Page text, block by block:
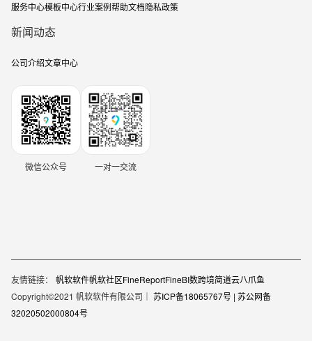
服务中心模板中心行业案例帮助文档隐私政策
新闻动态
公司介绍文章中心
微信公众号 一对一交流
友情链接： 帆软软件帆软社区FineReportFineBI数跨境简道云八爪鱼
Copyright©2021 帆软软件有限公司｜ 苏ICP备18065767号 | 苏公网备
32020502000804号